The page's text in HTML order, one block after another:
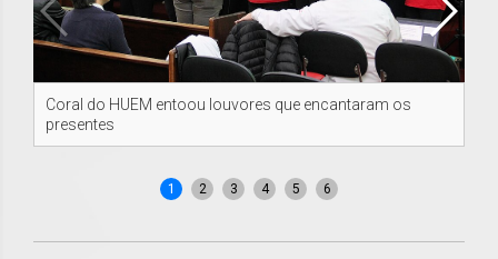
Coral do HUEM entoou louvores que encantaram os
presentes
1 2 3 4 5 6